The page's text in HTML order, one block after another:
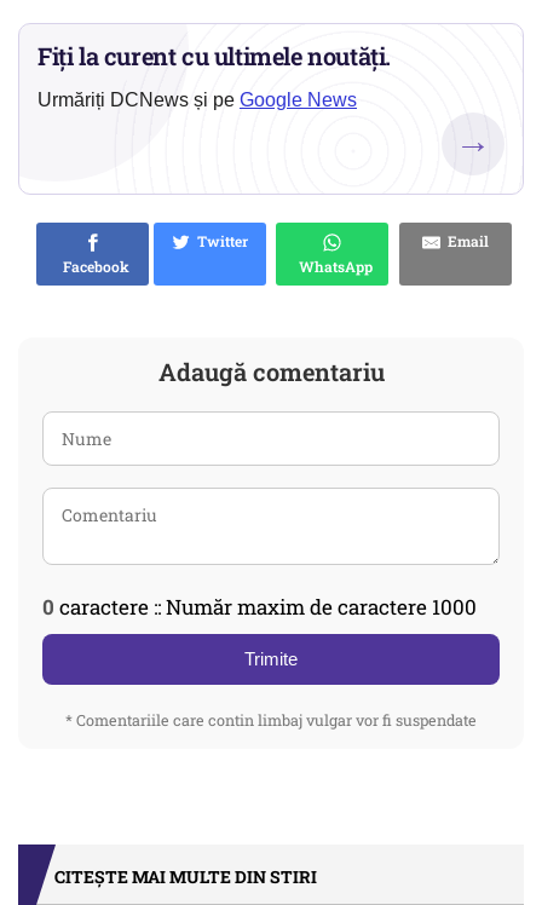
Fiți la curent cu ultimele noutăți.
Urmăriți DCNews și pe Google News
→
Facebook
Twitter
WhatsApp
Email
Adaugă comentariu
0 caractere :: Număr maxim de caractere 1000
Trimite
* Comentariile care contin limbaj vulgar vor fi suspendate
CITEȘTE MAI MULTE DIN STIRI